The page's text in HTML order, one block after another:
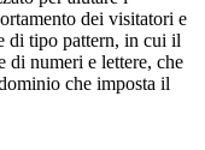
dei visitatori e
di tipo pattern, in cui il
di numeri e lettere, che
che imposta il